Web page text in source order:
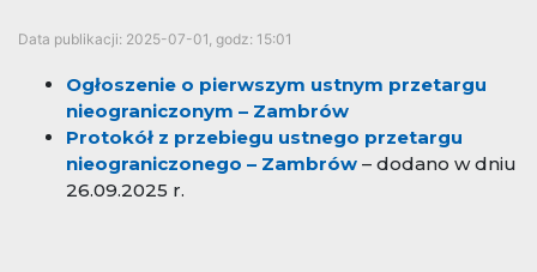
Data publikacji: 2025-07-01, godz: 15:01
Ogłoszenie o pierwszym ustnym przetargu
nieograniczonym – Zambrów
Protokół z przebiegu ustnego przetargu
nieograniczonego – Zambrów – dodano w dniu
26.09.2025 r.